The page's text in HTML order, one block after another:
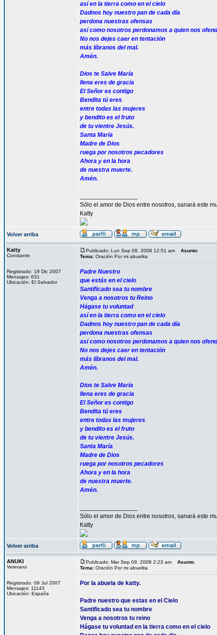
así en la tierra como en el cielo
Dadnos hoy nuestro pan de cada día
perdona nuestras ofensas
así como nosotros perdonamos a quien nos
No nos dejes caer en tentación
más líbranos del mal.
Amén.
Dios te Salve María
llena eres de gracia
El Señor es contigo
Bendita tú eres
entre todas las mujeres
y bendito es el fruto
de tu vientre Jesús.
Santa María
Madre de Dios
ruega por nosotros pecadores
Ahora y en la hora
de nuestra muerte.
Amén.
Sólo el amor de Dios entre nosotros, sanará este
Katty
Volver arriba
Katty
Constante
Registrado: 19 Dic 2007
Mensajes: 631
Ubicación: El Salvador
Publicado: Lun Sep 08, 2008 12:51 am Asunto:
Tema: Oración Por mi abuelita
Padre Nuestro
que estás en el cielo
Santificado sea tu nombre
Venga a nosotros tu Reino
Hágase tu voluntad
así en la tierra como en el cielo
Dadnos hoy nuestro pan de cada día
perdona nuestras ofensas
así como nosotros perdonamos a quien nos
No nos dejes caer en tentación
más líbranos del mal.
Amén.
Dios te Salve María
llena eres de gracia
El Señor es contigo
Bendita tú eres
entre todas las mujeres
y bendito es el fruto
de tu vientre Jesús.
Santa María
Madre de Dios
ruega por nosotros pecadores
Ahora y en la hora
de nuestra muerte.
Amén.
Sólo el amor de Dios entre nosotros, sanará este
Katty
Volver arriba
ANUKI
Veterano
Registrado: 09 Jul 2007
Mensajes: 11143
Ubicación: España
Publicado: Mar Sep 09, 2008 2:23 am Asunto:
Tema: Oración Por mi abuelita
Por la abuela de katty.
Padre nuestro que estas en el Cielo
Santificado sea tu nombre
Venga a nosotros tu reino
Hágase tu voluntad en la tierra como en el cielo